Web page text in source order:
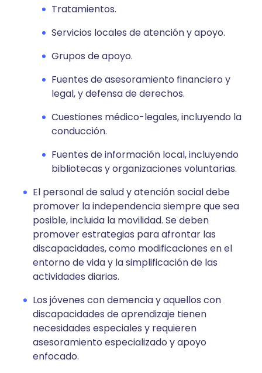
Tratamientos.
Servicios locales de atención y apoyo.
Grupos de apoyo.
Fuentes de asesoramiento financiero y
legal, y defensa de derechos.
Cuestiones médico-legales, incluyendo la
conducción.
Fuentes de información local, incluyendo
bibliotecas y organizaciones voluntarias.
El personal de salud y atención social debe
promover la independencia siempre que sea
posible, incluida la movilidad. Se deben
promover estrategias para afrontar las
discapacidades, como modificaciones en el
entorno de vida y la simplificación de las
actividades diarias.
Los jóvenes con demencia y aquellos con
discapacidades de aprendizaje tienen
necesidades especiales y requieren
asesoramiento especializado y apoyo
enfocado.